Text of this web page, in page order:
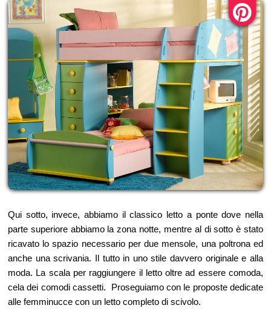
Qui sotto, invece, abbiamo il classico letto a ponte dove nella
parte superiore abbiamo la zona notte, mentre al di sotto è stato
ricavato lo spazio necessario per due mensole, una poltrona ed
anche una scrivania. Il tutto in uno stile davvero originale e alla
moda. La scala per raggiungere il letto oltre ad essere comoda,
cela dei comodi cassetti. Proseguiamo con le proposte dedicate
alle femminucce con un letto completo di scivolo.